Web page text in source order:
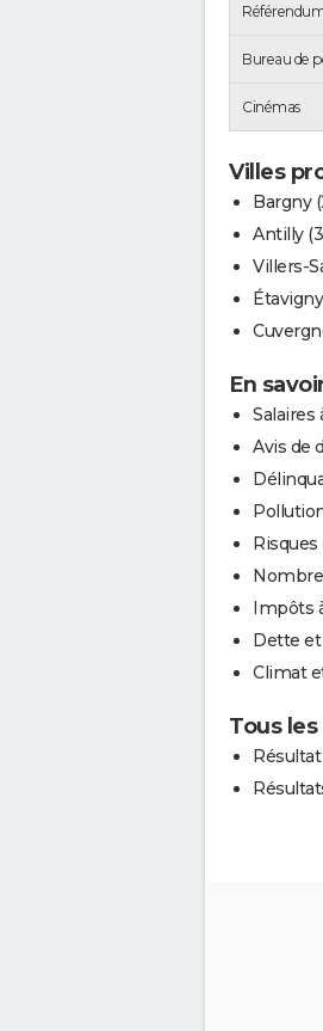
Bureau de
Cinémas
Villes
Bargny
Antilly
Villers-
Étavigny
En
Salaires
Avis de
Impôts
Dette
Climat
Tous